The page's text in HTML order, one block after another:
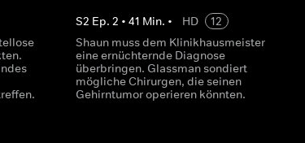
S2 Ep.2 •41 Min. • HD
12
Shaun muss dem Klinikhausmeister
eine ernüchternde Diagnose
überbringen. Glassman sondiert
mögliche Chirurgen, die seinen
Gehirntumor operieren könnten.